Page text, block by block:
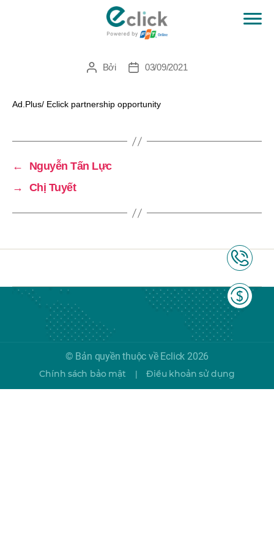
Arshia Esmaeili
TácBởi
Ngày03/09/2021
Ad.Plus/ Eclick partnership opportunity
←
Nguyễn Tấn Lực
→
Chị Tuyết
© Bản quyền thuộc về Eclick 2026
Chính sách bảo mật | Điều khoản sử dụng